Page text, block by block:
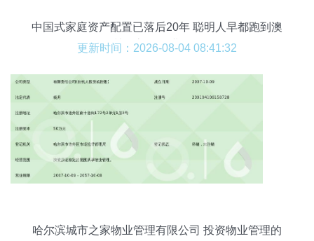
中国式家庭资产配置已落后20年 聪明人早都跑到澳
洲买房了 物业管理
更新时间：2026-08-04 08:41:32
哈尔滨城市之家物业管理有限公司 投资物业管理的